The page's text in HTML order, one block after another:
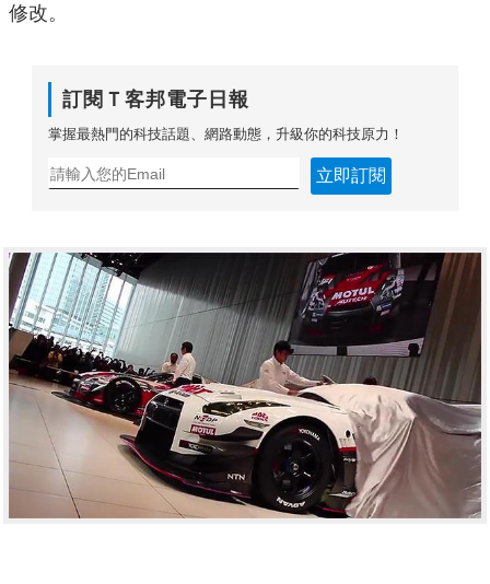
修改。
訂閱Ｔ客邦電子日報
掌握最熱門的科技話題、網路動態，升級你的科技原力！
立即訂閱